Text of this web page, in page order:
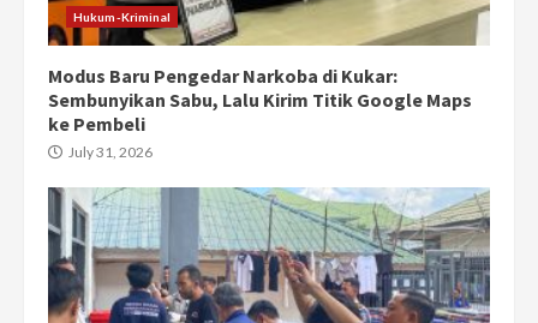
Hukum-Kriminal
Modus Baru Pengedar Narkoba di Kukar:
Sembunyikan Sabu, Lalu Kirim Titik Google Maps
ke Pembeli
July 31, 2026